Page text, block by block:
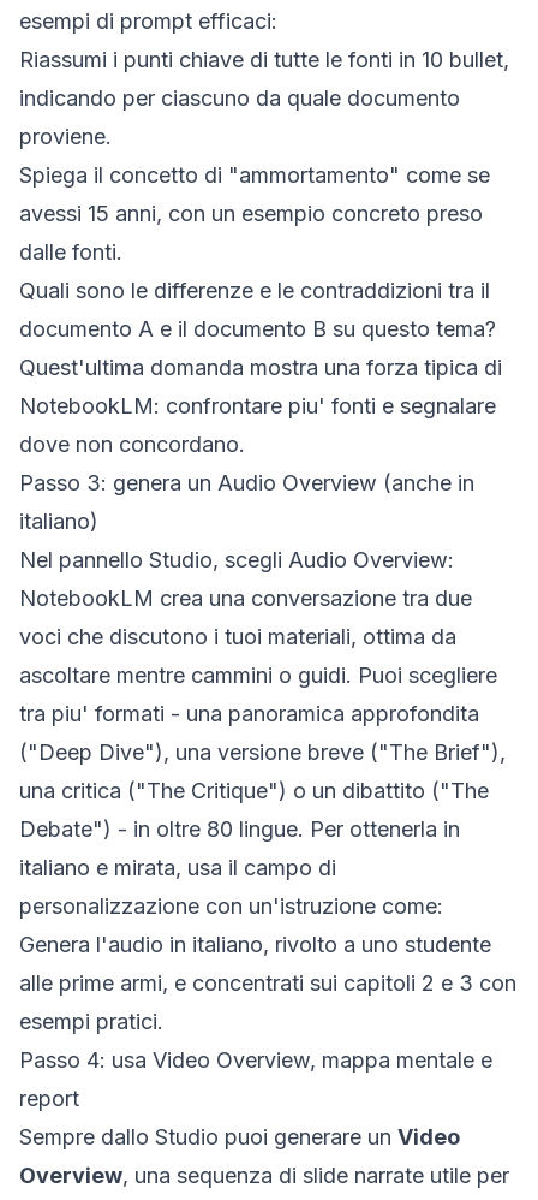
esempi di prompt efficaci:
Riassumi i punti chiave di tutte le fonti in 10 bullet,
indicando per ciascuno da quale documento
proviene.
Spiega il concetto di "ammortamento" come se
avessi 15 anni, con un esempio concreto preso
dalle fonti.
Quali sono le differenze e le contraddizioni tra il
documento A e il documento B su questo tema?
Quest'ultima domanda mostra una forza tipica di
NotebookLM: confrontare piu' fonti e segnalare
dove non concordano.
Passo 3: genera un Audio Overview (anche in
italiano)
Nel pannello Studio, scegli Audio Overview:
NotebookLM crea una conversazione tra due
voci che discutono i tuoi materiali, ottima da
ascoltare mentre cammini o guidi. Puoi scegliere
tra piu' formati - una panoramica approfondita
("Deep Dive"), una versione breve ("The Brief"),
una critica ("The Critique") o un dibattito ("The
Debate") - in oltre 80 lingue. Per ottenerla in
italiano e mirata, usa il campo di
personalizzazione con un'istruzione come:
Genera l'audio in italiano, rivolto a uno studente
alle prime armi, e concentrati sui capitoli 2 e 3 con
esempi pratici.
Passo 4: usa Video Overview, mappa mentale e
report
Sempre dallo Studio puoi generare un Video
Overview, una sequenza di slide narrate utile per